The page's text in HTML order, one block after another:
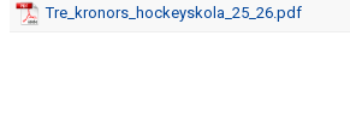
Tre_kronors_hockeyskola_25_26.pdf